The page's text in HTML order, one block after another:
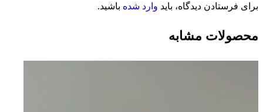
برای فرستادن دیدگاه، باید وارد شده باشید.
محصولات مشابه